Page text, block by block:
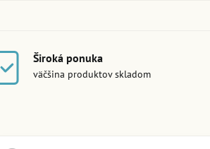
Široká ponuka
väčšina produktov skladom